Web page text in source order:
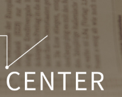
常见问答